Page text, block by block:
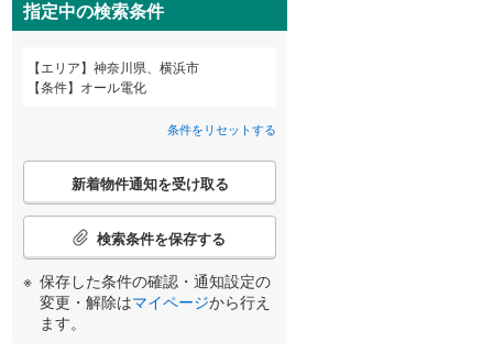
指定中の検索条件
エリア
神奈川県、横浜市
条件
オール電化
条件をリセットする
こ
検
条
件
新着物件通知を受け取る
検索条件を保存する
保存した条件の確認・通知設定の
変更・解除はマイページから行え
ます。
鹿児島
条件をリセットする
都筑区(1)
南区(0)
茅ヶ崎市(0)
秦野市(0)
伊勢原市(0)
南足柄市(0)
高座郡寒川町
条件をリセットする
条件をリセットする
京急大師線(0)
相模鉄道本線(9)
伊豆箱根鉄道大雄山線(0)
条件をリセットする
条件をリセットする
2階以上 （24）
最上階（5）
制震構造（1）
低層マンション（4階建て以
下）（7
条件をリセットする